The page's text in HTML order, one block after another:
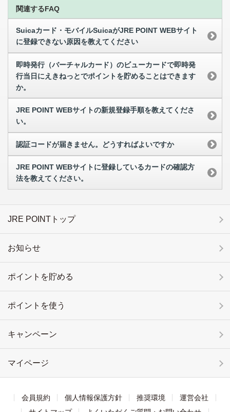
関連するFAQ
Suicaカード・モバイルSuicaがJRE POINT WEBサイト
に登録できない原因を教えてください
即時発行（バーチャルカード）のビューカードで即時発
行当日にえきねっとでポイントを貯めることはできます
か。
JRE POINT WEBサイトの新規登録手順を教えてくださ
い。
認証コードが届きません。どうすればよいですか
JRE POINT WEBサイトに登録しているカードの確認方
法を教えてください。
JRE POINTトップ
お知らせ
ポイントを貯める
ポイントを使う
キャンペーン
マイページ
会員規約 個人情報保護方針 推奨環境
運営会社